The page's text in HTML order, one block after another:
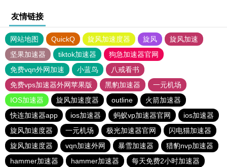
友情链接
网站地图 QuickQ 旋风加速度器 旋风
旋风加速
坚果加速器
tiktok加速器
狗急加速器官网
免费vqn外网加速
小蓝鸟
八戒看书
免费vps加速器外网苹果版
黑豹加速器
一元机场
IOS加速器
旋风加速度器 outline
火箭加速器
快连加速器app
ios加速器 蚂蚁vp加速器官网
ios加速器
旋风加速度器
一元机场 极光加速器官网
闪电猫加速器
旋风加速度器
vqn加速外网 暴雪加速器
猎豹nvp加速器
hammer加速器
hammer加速器 每天免费2小时加速器